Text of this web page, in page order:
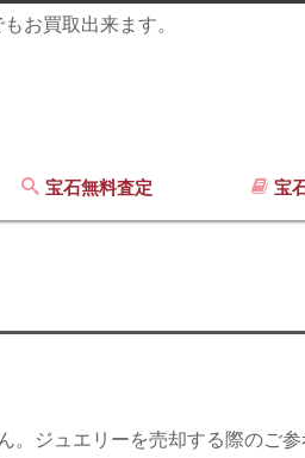
お買取出来ます。
宝石無料査定 宝
ジュエリーを売却する際のご参